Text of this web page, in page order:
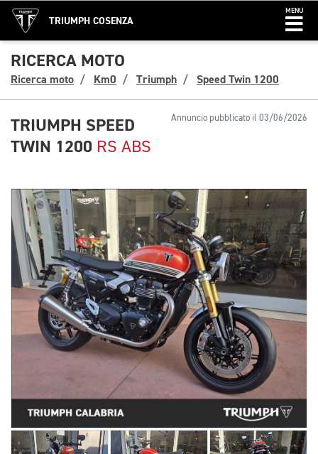
TRIUMPH COSENZA
MENU
RICERCA MOTO
Ricerca moto Km0 Triumph Speed Twin 1200
Annuncio pubblicato il 03/06/2026
TRIUMPH SPEED
TWIN 1200 RS ABS